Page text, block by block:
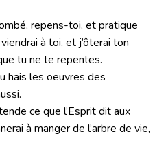
repens-toi, et pratique
à toi, et j’ôterai ton
tu ne te repentes.
hais les oeuvres des
ce que l’Esprit dit aux
à manger de l’arbre de vie,